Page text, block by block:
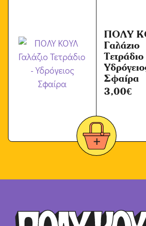
ΠΟΛΥ
Γαλάζιο
Τετράδιο
Σφαίρα
3,00€